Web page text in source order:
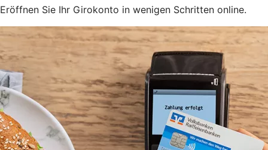
Eröffnen Sie Ihr Girokonto in wenigen Schritten online.